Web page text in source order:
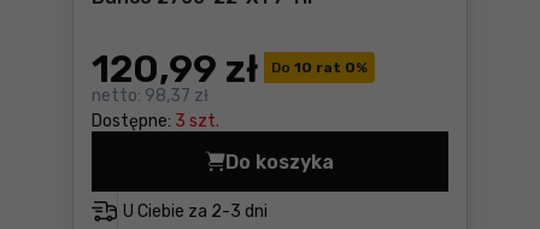
Do 10 rat 0%
120,99 zł
netto: 98,37 zł
Dostępne: 3 szt.
U Ciebie za 2-3 dni
Do koszyka
Piła ręczna do drewna